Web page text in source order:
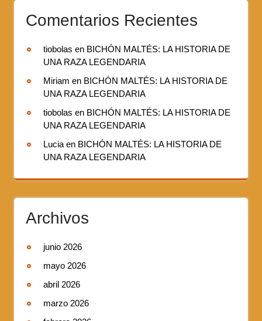
Comentarios Recientes
tiobolas en BICHÓN MALTÉS: LA HISTORIA DE
UNA RAZA LEGENDARIA
Miriam en BICHÓN MALTÉS: LA HISTORIA DE
UNA RAZA LEGENDARIA
tiobolas en BICHÓN MALTÉS: LA HISTORIA DE
UNA RAZA LEGENDARIA
Lucia en BICHÓN MALTÉS: LA HISTORIA DE
UNA RAZA LEGENDARIA
Archivos
junio 2026
mayo 2026
abril 2026
marzo 2026